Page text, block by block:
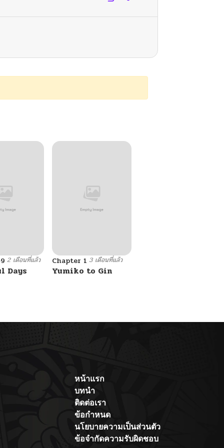
2 เดือนที่แล้ว
Days
Chapter 1 3 เดือนที่แล้ว
Yumiko to Gin
หน้าแรก
บทนำ
ติดต่อเรา
ข้อกำหนด
นโยบายความเป็นส่วนตัว
ข้อจำกัดความรับผิดชอบ